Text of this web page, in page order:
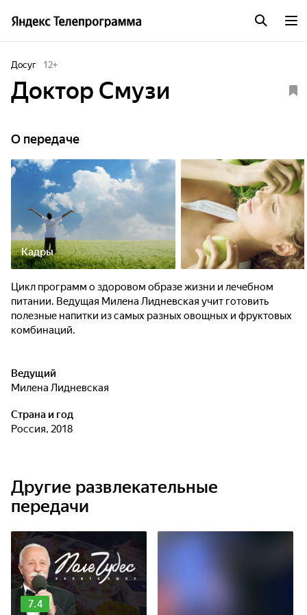
Досуг 12+
Дoктоp Смузи
О передаче
Кадры
Цикл программ о здоровом образе жизни и лечебном
питании. Ведущая Милена Лидневская учит готовить
полезные напитки из самых разных овощных и фруктовых
комбинаций.
Ведущий
Милена Лидневская
Страна и год
Россия, 2018
Другие развлекательные
передачи
7.4